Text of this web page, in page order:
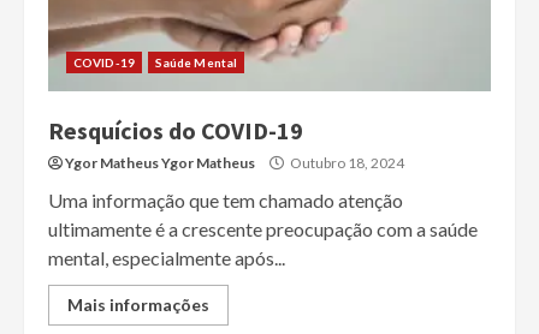
COVID-19 Saúde Mental
Resquícios do COVID-19
Ygor Matheus Ygor Matheus Outubro 18, 2024
Uma informação que tem chamado atenção
ultimamente é a crescente preocupação com a saúde
mental, especialmente após...
Mais informações